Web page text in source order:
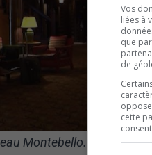
Montebello.
Vos
liées à
que
de
cette